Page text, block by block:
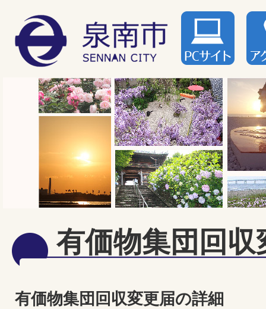
有価物集団回収
有価物集団回収変更届の詳細